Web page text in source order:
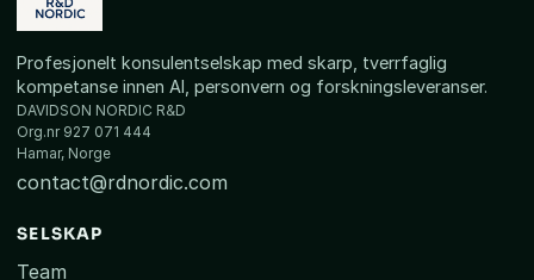
Profesjonelt konsulentselskap med skarp, tverrfaglig
kompetanse innen AI, personvern og forskningsleveranser.
DAVIDSON NORDIC R&D
Org.nr 927 071 444
Hamar, Norge
contact@rdnordic.com
SELSKAP
Team